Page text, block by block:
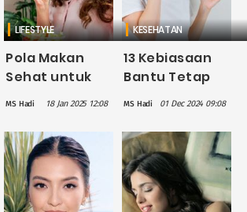
LIFESTYLE
Pola Makan
Sehat untuk
Kulit Lebih
Sehat
MS Hadi 18 Jan 2025 12:08
KESEHATAN
13 Kebiasaan
Bantu Tetap
Awet Muda,
MS Hadi 01 Dec 2024 09:08